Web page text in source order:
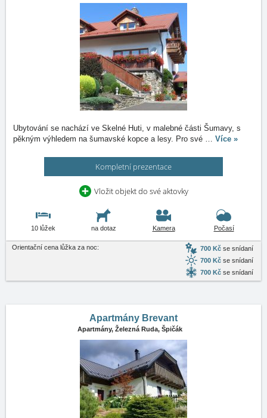
Ubytování se nachází ve Skelné Huti, v malebné části Šumavy, s
pěkným výhledem na šumavské kopce a lesy. Pro své … Více »
Kompletní prezentace
Vložit objekt do své aktovky
10 lůžek na dotaz Kamera Počasí
Orientační cena lůžka za noc: 700 Kč se snídaní
700 Kč se snídaní
700 Kč se snídaní
Apartmány Brevant
Apartmány, Železná Ruda, Špičák